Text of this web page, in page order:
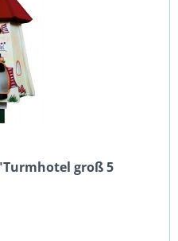
groß 5